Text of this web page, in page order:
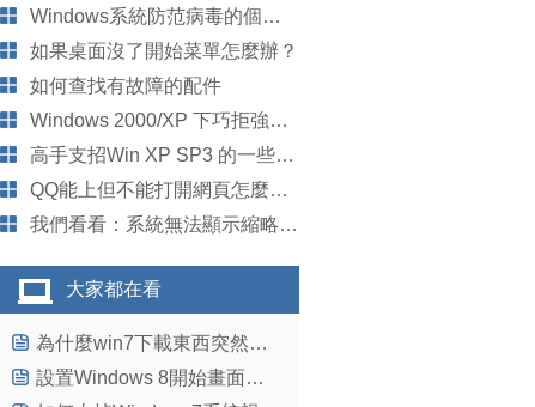
Windows系統防范病毒的個人經驗(1)
如果桌面沒了開始菜單怎麼辦？
如何查找有故障的配件
Windows 2000/XP 下巧拒強行關機
高手支招Win XP SP3 的一些常見問題疑難
QQ能上但不能打開網頁怎麼辦啊
我們看看：系統無法顯示縮略圖技巧
大家都在看
為什麼win7下載東西突然間下載速度變0了
設置Windows 8開始畫面中瓷貼最大行數的技巧